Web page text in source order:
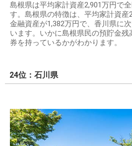
島根県は平均家計資産2,901万円で
す。島根県の特徴は、平均家計資産
金融資産が1,382万円で、香川県に
います。いかに島根県民の預貯金
券を持っているかがわかります。
24位：石川県